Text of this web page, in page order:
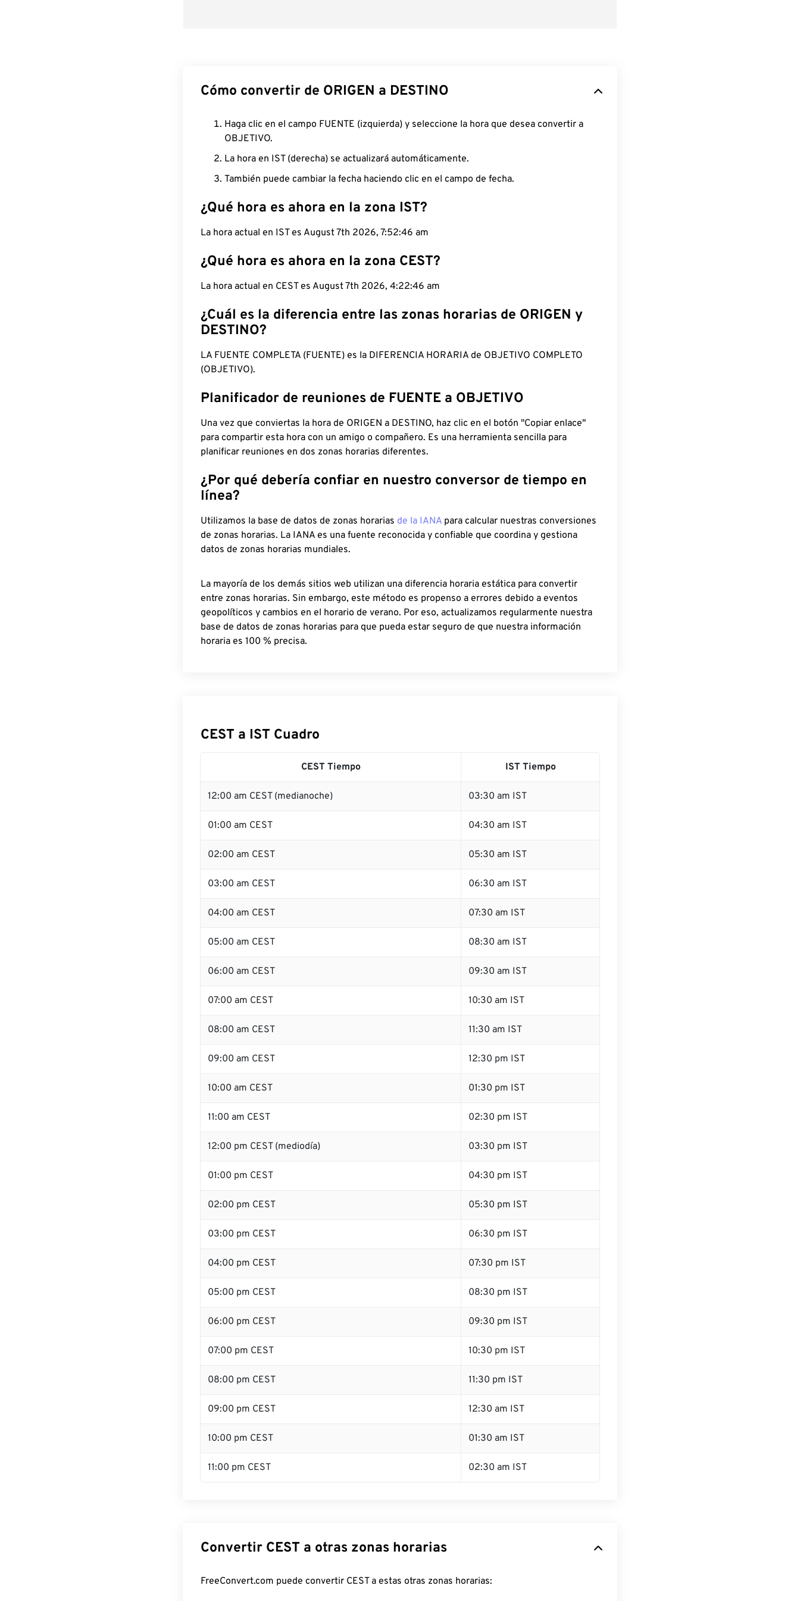
Cómo convertir de ORIGEN a DESTINO
Haga clic en el campo FUENTE (izquierda) y seleccione la hora que desea convertir a
OBJETIVO.
La hora en IST (derecha) se actualizará automáticamente.
También puede cambiar la fecha haciendo clic en el campo de fecha.
¿Qué hora es ahora en la zona IST?
La hora actual en IST es August 7th 2026, 7:52:47 am
¿Qué hora es ahora en la zona CEST?
La hora actual en CEST es August 7th 2026, 4:22:47 am
¿Cuál es la diferencia entre las zonas horarias de ORIGEN y
DESTINO?
LA FUENTE COMPLETA (FUENTE) es la DIFERENCIA HORARIA de OBJETIVO COMPLETO
(OBJETIVO).
Planificador de reuniones de FUENTE a OBJETIVO
Una vez que conviertas la hora de ORIGEN a DESTINO, haz clic en el botón "Copiar enlace"
para compartir esta hora con un amigo o compañero. Es una herramienta sencilla para
planificar reuniones en dos zonas horarias diferentes.
¿Por qué debería confiar en nuestro conversor de tiempo en
línea?
Utilizamos la base de datos de zonas horarias de la IANA para calcular nuestras conversiones
de zonas horarias. La IANA es una fuente reconocida y confiable que coordina y gestiona
datos de zonas horarias mundiales.
La mayoría de los demás sitios web utilizan una diferencia horaria estática para convertir
entre zonas horarias. Sin embargo, este método es propenso a errores debido a eventos
geopolíticos y cambios en el horario de verano. Por eso, actualizamos regularmente nuestra
base de datos de zonas horarias para que pueda estar seguro de que nuestra información
horaria es 100 % precisa.
CEST a IST Cuadro
CEST Tiempo IST Tiempo
12:00 am CEST (medianoche) 03:30 am IST
01:00 am CEST 04:30 am IST
02:00 am CEST 05:30 am IST
03:00 am CEST 06:30 am IST
04:00 am CEST 07:30 am IST
05:00 am CEST 08:30 am IST
06:00 am CEST 09:30 am IST
07:00 am CEST 10:30 am IST
08:00 am CEST 11:30 am IST
09:00 am CEST 12:30 pm IST
10:00 am CEST 01:30 pm IST
11:00 am CEST 02:30 pm IST
12:00 pm CEST (mediodía) 03:30 pm IST
01:00 pm CEST 04:30 pm IST
02:00 pm CEST 05:30 pm IST
03:00 pm CEST 06:30 pm IST
04:00 pm CEST 07:30 pm IST
05:00 pm CEST 08:30 pm IST
06:00 pm CEST 09:30 pm IST
07:00 pm CEST 10:30 pm IST
08:00 pm CEST 11:30 pm IST
09:00 pm CEST 12:30 am IST
10:00 pm CEST 01:30 am IST
11:00 pm CEST 02:30 am IST
Convertir CEST a otras zonas horarias
FreeConvert.com puede convertir CEST a estas otras zonas horarias: